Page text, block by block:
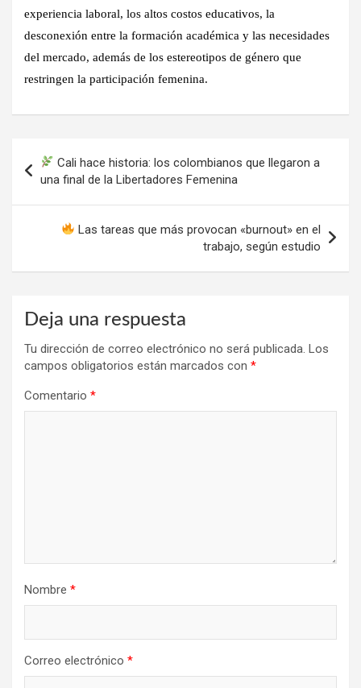
experiencia laboral, los altos costos educativos, la
desconexión entre la formación académica y las necesidades
del mercado, además de los estereotipos de género que
restringen la participación femenina.
de
entradas
Cali hace historia: los colombianos que llegaron a
una final de la Libertadores Femenina
Las tareas que más provocan «burnout» en el
trabajo, según estudio
Deja una respuesta
Tu dirección de correo electrónico no será publicada. Los
campos obligatorios están marcados con *
Comentario *
Nombre *
Correo electrónico *